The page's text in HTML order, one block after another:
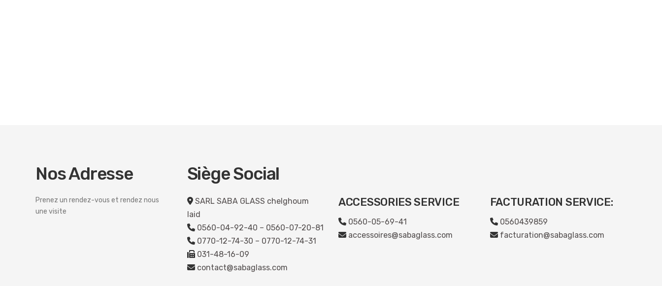
Nos Adresse
Prenez un rendez-vous et rendez nous
une visite
Siège Social
SARL SABA GLASS chelghoum
laid
0560-04-92-40 – 0560-07-20-81
0770-12-74-30 – 0770-12-74-31
031-48-16-09
contact@sabaglass.com
ACCESSORIES SERVICE
0560-05-69-41
accessoires@sabaglass.com
FACTURATION SERVICE:
0560439859
facturation@sabaglass.com